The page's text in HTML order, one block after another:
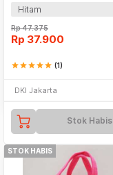
Hitam
Rp47.375
Rp 37.900
starstarstarstarstar (1)
DKI Jakarta
Stok Habis
STOK HABIS